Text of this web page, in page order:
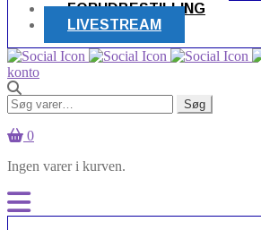
FORUDBESTILLING
LIVESTREAM
konto
Søg
efter:
Søg
0
Ingen varer i kurven.